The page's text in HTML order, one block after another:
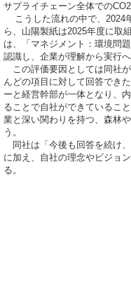
サプライチェーン全体での
こうした流れの中で、2024
ら、山陽製紙は2025年度に取
は、「マネジメント：環境問
認識し、企業が理解から実行
この評価要因としては同社
んどの項目に対して回答でき
ーと経営幹部が一体となり、
ることで自社ができているこ
業と深い関わりを持つ、森林
う。
同社は「今後も回答を続け
に加え、自社の理念やビジョ
る。